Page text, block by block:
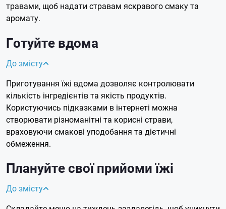
травами, щоб надати стравам яскравого смаку та
аромату.
Готуйте вдома
До змісту
Приготування їжі вдома дозволяє контролювати
кількість інгредієнтів та якість продуктів.
Користуючись підказками в інтернеті можна
створювати різноманітні та корисні страви,
враховуючи смакові уподобання та дієтичні
обмеження.
Плануйте свої прийоми їжі
До змісту